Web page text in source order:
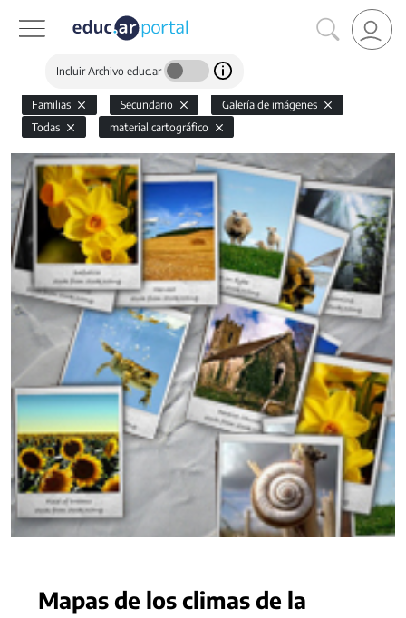
Incluir Archivo educ.ar
Familias Secundario
Galería de imágenes
Todas
material cartográfico
Mapas de los climas de la